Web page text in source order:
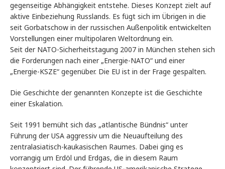
gegenseitige Abhängigkeit entstehe. Dieses Konzept zielt auf
aktive Einbeziehung Russlands. Es fügt sich im Übrigen in die
seit Gorbatschow in der russischen Außenpolitik entwickelten
Vorstellungen einer multipolaren Weltordnung ein.
Seit der NATO-Sicherheitstagung 2007 in München stehen sich
die Forderungen nach einer „Energie-NATO“ und einer
„Energie-KSZE“ gegenüber. Die EU ist in der Frage gespalten.
Die Geschichte der genannten Konzepte ist die Geschichte
einer Eskalation.
Seit 1991 bemüht sich das „atlantische Bündnis“ unter
Führung der USA aggressiv um die Neuaufteilung des
zentralasiatisch-kaukasischen Raumes. Dabei ging es
vorrangig um Erdöl und Erdgas, die in diesem Raum